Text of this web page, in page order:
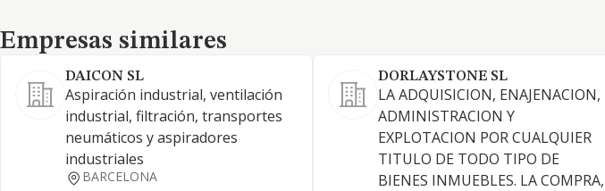
Empresas similares
Empresas similares
DAICON SL
Aspiración industrial, ventilación
industrial, filtración, transportes
neumáticos y aspiradores
industriales
BARCELONA
DORLAYSTONE SL
LA ADQUISICION, ENAJENACION,
ADMINISTRACION Y
EXPLOTACION POR CUALQUIER
TITULO DE TODO TIPO DE
BIENES INMUEBLES. LA COMPRA,